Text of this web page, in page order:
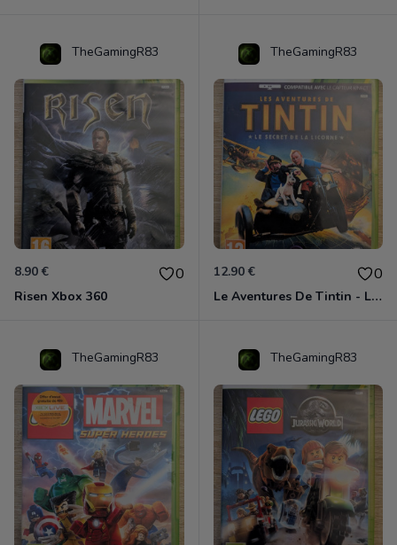
TheGamingR83
8.90 € 0
Risen Xbox 360
TheGamingR83
12.90 € 0
Le Aventures De Tintin - Le Secret De La Licorne Xbox 360
TheGamingR83 TheGamingR83